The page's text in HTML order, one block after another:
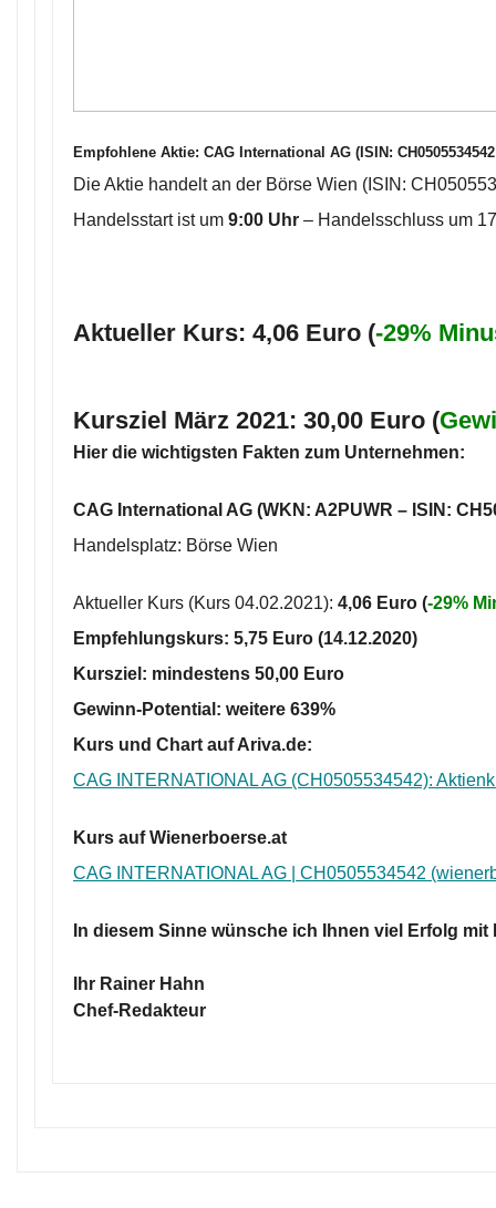
Empfohlene Aktie: CAG International AG (ISIN:
Die Aktie handelt an der Börse Wien (ISIN:
Handelsstart ist um 9:00 Uhr – Handelsschluss um
Aktueller Kurs: 4,06 Euro (-29%
Kursziel März 2021: 30,00 Euro (
Hier die wichtigsten Fakten zum Unternehmen:
CAG International AG (WKN: A2PUWR – ISIN:
Handelsplatz: Börse Wien
Aktueller Kurs (Kurs 04.02.2021): 4,06 Euro (-29%
Empfehlungskurs: 5,75 Euro (14.12.2020)
Kursziel: mindestens 50,00 Euro
Gewinn-Potential: weitere 639%
Kurs und Chart auf Ariva.de:
CAG INTERNATIONAL AG (CH0505534542):
Kurs auf Wienerboerse.at
CAG INTERNATIONAL AG | CH0505534542
In diesem Sinne wünsche ich Ihnen viel Erfolg
Ihr Rainer Hahn
Chef-Redakteur